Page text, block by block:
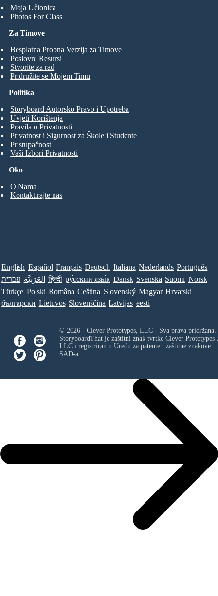
Moja Učionica
Photos For Class
Za Timove
Besplatna Probna Verzija za Timove
Poslovni Resursi
Stvorite za rad
Pridružite se Mojem Timu
Oko
O Nama
Kontaktirajte nas
Politika
Storyboard Autorsko Pravo i Upotreba
Uvjeti Korištenja
Pravila o Privatnosti
Privatnost i Sigurnost za Škole i Studente
Pristupačnost
Vaši Izbori Privatnosti
English Español Français Deutsch Italiana Nederlands Português
עברית العَرَبِيَّة हिन्दी ру́сский язы́к Dansk Svenska Suomi Norsk
Türkçe Polski Româna Ceština Slovenský Magyar Hrvatski
български Lietuvos Slovenščina Latvijas eesti
© 2026 - Clever Prototypes, LLC - Sva prava pridržana.
StoryboardThat je zaštitni znak tvrtke Clever Prototypes ,
LLCi registriran u Uredu za patente i zaštitne znakove
SAD-a